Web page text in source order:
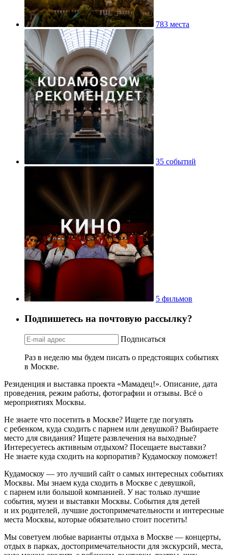
783 места
35 событий
5 фильмов
Подпишетесь на почтовую рассылку?
Подписаться
Раз в неделю мы будем писать о предстоящих событиях
в Москве.
Резиденция и выставка проекта «Мамадец!». Описание, дата
проведения, режим работы, фотографии и отзывы. Всё о
мероприятиях Москвы.
Не знаете что посетить в Москве? Ищете где погулять
с ребенком, куда сходить с парнем или девушкой? Выбираете
место для свидания? Ищете развлечения на выходные?
Интересуетесь активным отдыхом? Посещаете выставки?
Не знаете куда сходить на корпоратив? Кудамоскоу поможет!
Кудамоскоу — это лучший сайт о самых интересных событиях
Москвы. Мы знаем куда сходить в Москве с девушкой,
с парнем или большой компанией. У нас только лучшие
события, музеи и выставки Москвы. События для детей
и их родителей, лучшие достопримечательности и интересные
места Москвы, которые обязательно стоит посетить!
Мы советуем любые варианты отдыха в Москве — концерты,
отдых в парках, достопримечательности для экскурсий, места,